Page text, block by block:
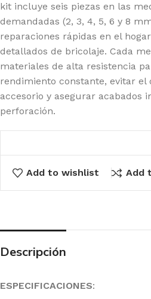
kit incluye seis piezas en las
demandadas (2, 3, 4, 5, 6 y 8
reparaciones rápidas en el
detallados de bricolaje. Cada
materiales de alta resistencia
rendimiento constante, evitar el
accesorio y asegurar acabados
perforación.
Add to wishlist Add
Descripción
ESPECIFICACIONES: